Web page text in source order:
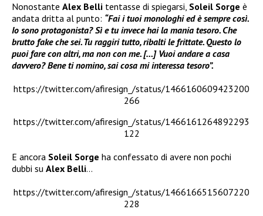
Nonostante Alex Belli tentasse di spiegarsi, Soleil Sorge è
andata dritta al punto: “Fai i tuoi monologhi ed è sempre così.
Io sono protagonista? Sì e tu invece hai la mania tesoro. Che
brutto fake che sei. Tu raggiri tutto, ribalti le frittate. Questo lo
puoi fare con altri, ma non con me. […] Vuoi andare a casa
davvero? Bene ti nomino, sai cosa mi interessa tesoro”.
https://twitter.com/afiresign_/status/1466160609423200
266
https://twitter.com/afiresign_/status/1466161264892293
122
E ancora Soleil Sorge ha confessato di avere non pochi
dubbi su Alex Belli…
https://twitter.com/afiresign_/status/1466166515607220
228